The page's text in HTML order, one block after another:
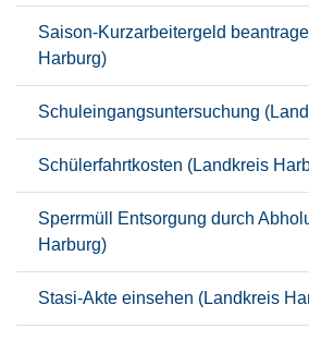
Saison-Kurzarbeitergeld
Harburg)
Schuleingangsuntersuchung
Schülerfahrtkosten (Landkreis
Sperrmüll Entsorgung durch
Harburg)
Stasi-Akte einsehen (Landkreis